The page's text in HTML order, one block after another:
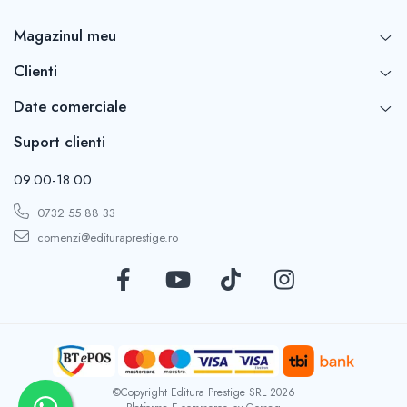
De colorat
Carti educative
Codul copiilor de succes
Super pitici 2-5 ani
Culegeri Auxiliare
Dezvoltare personala
Kids Book Club
Legende istorice
Magazinul meu
Clienti
Date comerciale
Suport clienti
09.00-18.00
0732 55 88 33
comenzi@edituraprestige.ro
©Copyright Editura Prestige SRL 2026